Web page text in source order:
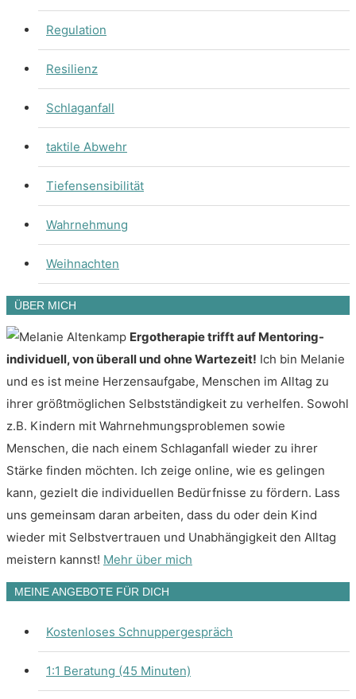
Regulation
Resilienz
Schlaganfall
taktile Abwehr
Tiefensensibilität
Wahrnehmung
Weihnachten
ÜBER MICH
Ergotherapie trifft auf Mentoring-
individuell, von überall und ohne Wartezeit! Ich bin Melanie
und es ist meine Herzensaufgabe, Menschen im Alltag zu
ihrer größtmöglichen Selbstständigkeit zu verhelfen. Sowohl
z.B. Kindern mit Wahrnehmungsproblemen sowie
Menschen, die nach einem Schlaganfall wieder zu ihrer
Stärke finden möchten. Ich zeige online, wie es gelingen
kann, gezielt die individuellen Bedürfnisse zu fördern. Lass
uns gemeinsam daran arbeiten, dass du oder dein Kind
wieder mit Selbstvertrauen und Unabhängigkeit den Alltag
meistern kannst! Mehr über mich
MEINE ANGEBOTE FÜR DICH
Kostenloses Schnuppergespräch
1:1 Beratung (45 Minuten)